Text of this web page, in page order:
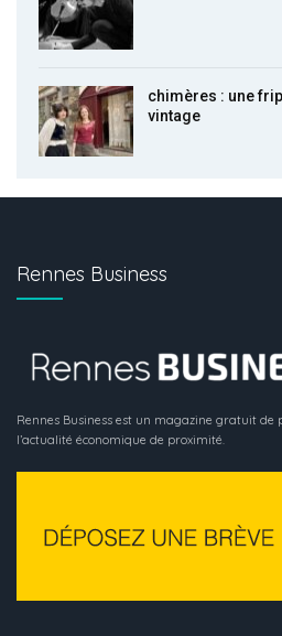
chimères : une
vintage
Rennes Business
Rennes Business est un magazine gratuit
l’actualité économique de proximité.